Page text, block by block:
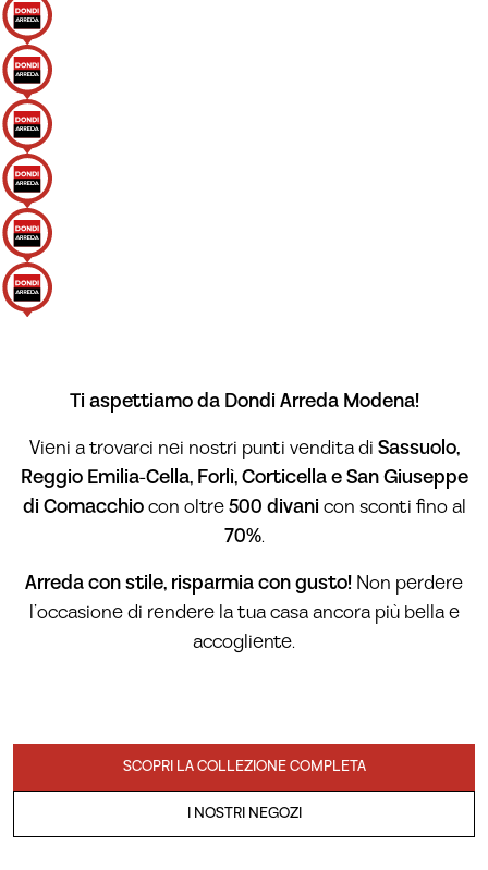
Ti aspettiamo da Dondi Arreda Modena!
Vieni a trovarci nei nostri punti vendita di Sassuolo,
Reggio Emilia-Cella, Forlì, Corticella e San Giuseppe
di Comacchiocon oltre500 divani con sconti fino al
70%.
Arreda con stile, risparmia con gusto! Non perdere
l’occasione di rendere la tua casa ancora più bella e
accogliente.
SCOPRI LA COLLEZIONE COMPLETA
I NOSTRI NEGOZI